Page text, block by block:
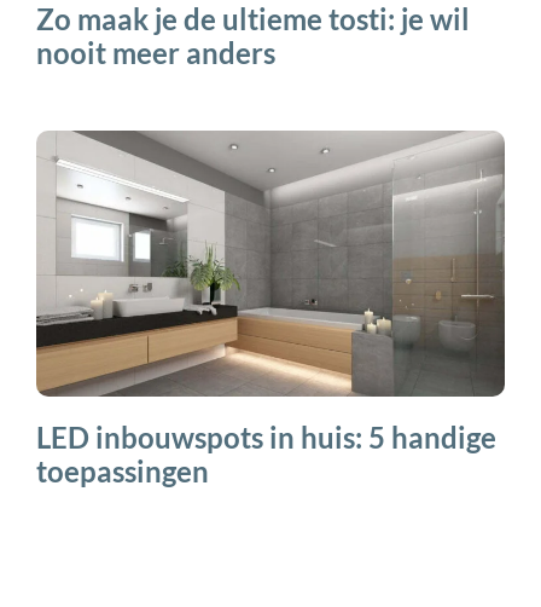
Zo maak je de ultieme tosti: je wil
nooit meer anders
LED inbouwspots in huis: 5 handige
toepassingen